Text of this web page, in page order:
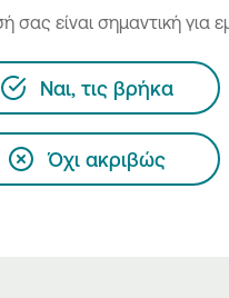
σας είναι σημαντική για
Ναι, τις βρήκα
Όχι ακριβώς